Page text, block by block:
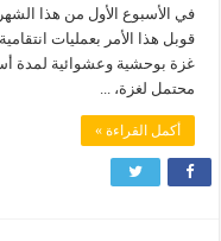
في الأسبوع الأول من هذا
قوبل هذا الأمر بعمليات
غزة بوحشية وعشوائية لمدة
محتمل لغزة، ...
أكمل القراءة »